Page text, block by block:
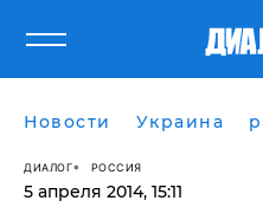
Новости Украина
ДИАЛОГ РОССИЯ
5 апреля 2014, 15:11